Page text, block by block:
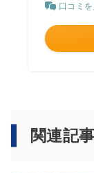
口コミ
関連記事